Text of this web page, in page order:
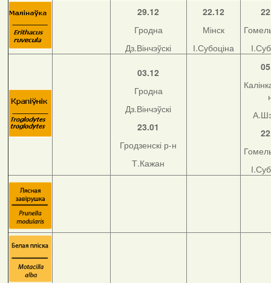
29.12
Гродна
Дз.Вінчэўскі
22.12
Мінск
І.Субоціна
03.12
Гродна
Дз.Вінчэўскі
23.01
Гродзенскі р-н
Т.Кажан